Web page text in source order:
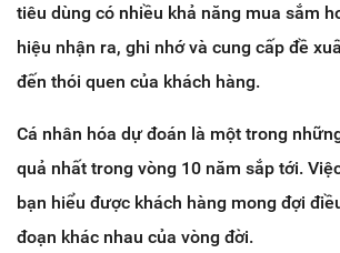
tiêu dùng có nhiều khả năng mua sắm
hiệu nhận ra, ghi nhớ và cung cấp đề
đến thói quen của khách hàng.
Cá nhân hóa dự đoán là một trong
quả nhất trong vòng 10 năm sắp tới.
bạn hiểu được khách hàng mong đợi
đoạn khác nhau của vòng đời.